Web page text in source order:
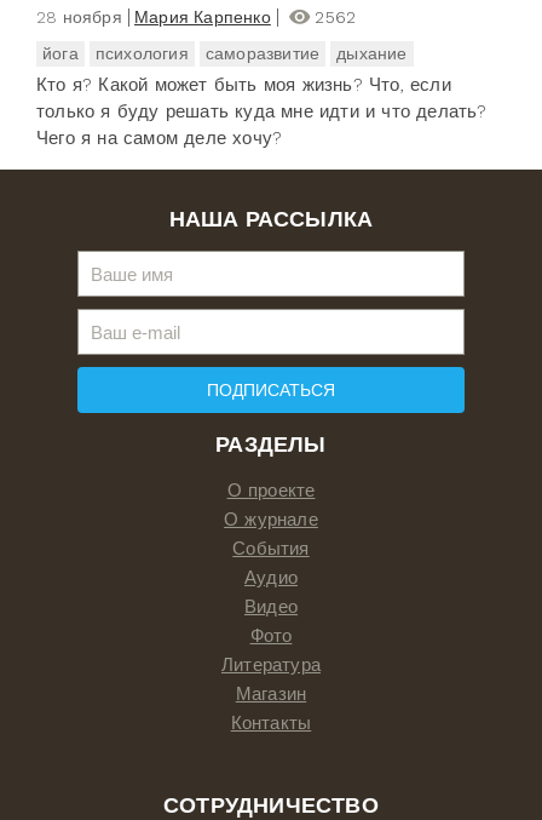
28 ноября Мария Карпенко
2562
йога
психология саморазвитие дыхание
Кто я? Какой может быть моя жизнь? Что, если
только я буду решать куда мне идти и что делать?
Чего я на самом деле хочу?
РАЗДЕЛЫ
О проекте
О журнале
События
Аудио
Видео
Фото
Литература
Магазин
Контакты
СОТРУДНИЧЕСТВО
НАША РАССЫЛКА
ПОДПИСАТЬСЯ